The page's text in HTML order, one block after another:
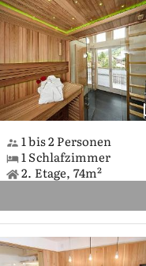
1 bis 2 Personen
1 Schlafzimmer
2. Etage, 74m²